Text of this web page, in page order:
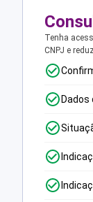
Tenha
CNPJ e